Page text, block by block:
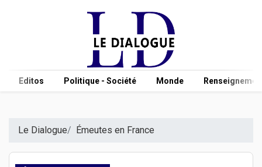
Editos Politique - Société Monde
Le Dialogue Émeutes en France